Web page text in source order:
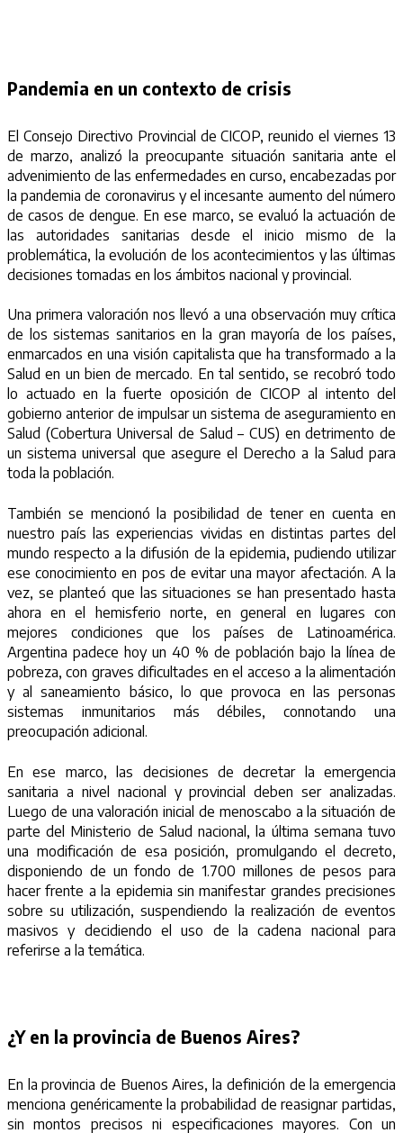
Pandemia en un contexto de crisis
El Consejo Directivo Provincial de CICOP, reunido el viernes 13
de marzo, analizó la preocupante situación sanitaria ante el
advenimiento de las enfermedades en curso, encabezadas por
la pandemia de coronavirus y el incesante aumento del número
de casos de dengue. En ese marco, se evaluó la actuación de
las autoridades sanitarias desde el inicio mismo de la
problemática, la evolución de los acontecimientos y las últimas
decisiones tomadas en los ámbitos nacional y provincial.
Una primera valoración nos llevó a una observación muy crítica
de los sistemas sanitarios en la gran mayoría de los países,
enmarcados en una visión capitalista que ha transformado a la
Salud en un bien de mercado. En tal sentido, se recobró todo
lo actuado en la fuerte oposición de CICOP al intento del
gobierno anterior de impulsar un sistema de aseguramiento en
Salud (Cobertura Universal de Salud – CUS) en detrimento de
un sistema universal que asegure el Derecho a la Salud para
toda la población.
También se mencionó la posibilidad de tener en cuenta en
nuestro país las experiencias vividas en distintas partes del
mundo respecto a la difusión de la epidemia, pudiendo utilizar
ese conocimiento en pos de evitar una mayor afectación. A la
vez, se planteó que las situaciones se han presentado hasta
ahora en el hemisferio norte, en general en lugares con
mejores condiciones que los países de Latinoamérica.
Argentina padece hoy un 40 % de población bajo la línea de
pobreza, con graves dificultades en el acceso a la alimentación
y al saneamiento básico, lo que provoca en las personas
sistemas inmunitarios más débiles, connotando una
preocupación adicional.
En ese marco, las decisiones de decretar la emergencia
sanitaria a nivel nacional y provincial deben ser analizadas.
Luego de una valoración inicial de menoscabo a la situación de
parte del Ministerio de Salud nacional, la última semana tuvo
una modificación de esa posición, promulgando el decreto,
disponiendo de un fondo de 1.700 millones de pesos para
hacer frente a la epidemia sin manifestar grandes precisiones
sobre su utilización, suspendiendo la realización de eventos
masivos y decidiendo el uso de la cadena nacional para
referirse a la temática.
¿Y en la provincia de Buenos Aires?
En la provincia de Buenos Aires, la definición de la emergencia
menciona genéricamente la probabilidad de reasignar partidas,
sin montos precisos ni especificaciones mayores. Con un